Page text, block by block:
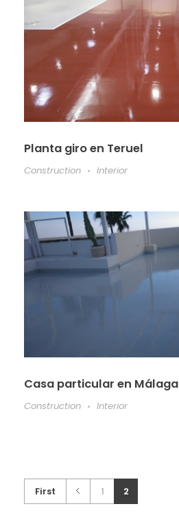
Planta giro en Teruel
Construction Interior
Casa particular en Málaga
Construction Interior
First 1 2